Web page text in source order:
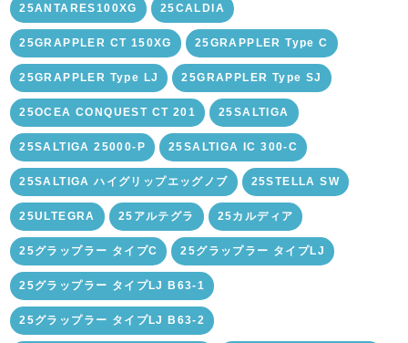
25ANTARES100XG 25CALDIA
25GRAPPLER CT 150XG 25GRAPPLER Type C
25GRAPPLER Type LJ 25GRAPPLER Type SJ
25OCEA CONQUEST CT 201 25SALTIGA
25SALTIGA 25000-P 25SALTIGA IC 300-C
25SALTIGA ハイグリップエッグノブ 25STELLA SW
25ULTEGRA 25アルテグラ 25カルディア
25グラップラー タイプC 25グラップラー タイプLJ
25グラップラー タイプLJ B63-1
25グラップラー タイプLJ B63-2